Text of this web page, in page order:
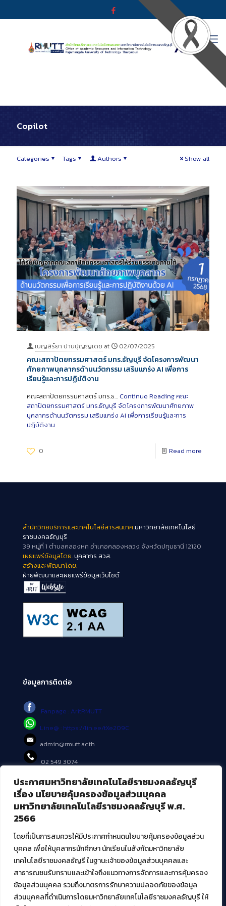
ประกาศมหาวิทยาลัยเทคโนโลยีราชมงคลธัญบุรี
เรื่อง นโยบายคุ้มครองข้อมูลส่วนบุคคล
มหาวิทยาลัยเทคโนโลยีราชมงคลธัญบุรี พ.ศ.
2566
โดยที่เป็นการสมควรให้มีประกาศกำหนดนโยบายคุ้มครองข้อมูลส่วน
บุคคล เพื่อให้บุคลากรนักศึกษา นักเรียนในสังกัดมหาวิทยาลัย
เทคโนโลยีราชมงคลธัญรี ในฐานะเจ้าของข้อมูลส่วนบุคคลและ
สาธารณชนรับทราบและเข้าใจถึงแนวทางการจัดการและการคุ้มครอง
ข้อมูลส่วนบุคคล รวมถึงมาตรการรักษาความปลอดภัยของข้อมูล
ส่วนบุคคลที่ดำเนินการโดยมหาวิทยาลัยเทคโนโลยีราชมงคลธัญบุรี ให้
Copilot
Categories Tags Authors Show all
เบญสิร์ยา ปานปุญญเดช at 02/07/2025
คณะสถาปัตยกรรมศาสตร์ มทร.ธัญบุรี จัดโครงการพัฒนา
ศักยภาพบุคลากรด้านนวัตกรรม เสริมแกร่ง AI เพื่อการ
เรียนรู้และการปฏิบัติงาน
คณะสถาปัตยกรรมศาสตร์ มทร.ธ… Continue Readingคณะ
สถาปัตยกรรมศาสตร์ มทร.ธัญบุรี จัดโครงการพัฒนาศักยภาพ
บุคลากรด้านนวัตกรรม เสริมแกร่ง AI เพื่อการเรียนรู้และการ
ปฏิบัติงาน
0 Read more
สำนักวิทยบริการและเทคโนโลยีสารสนเทศมหาวิทยาลัยเทคโนโลยี
ราชมงคลธัญบุรี
39 หมู่ที่ 1 ตำบลคลองหก อำเภอคลองหลวง จังหวัดปทุมธานี 12120
เผยแพร่ข้อมูลโดย.บุคลากร สวส.
สร้างและพัฒนาโดย.
ฝ่ายพัฒนาและเผยแพร่ข้อมูลเว็บไซต์
ข้อมูลการติดต่อ
Fanpage : AritRMUTT
Line@ : https://lin.ee/tXe209C
admin@rmutt.ac.th
02 549 3074
บริการอื่นๆ ของ สวส.
ศูนย์สื่อดิจิทัล
ศูนย์นวัตกรรมและความรู้
สมัยใหม่ (MoSeC)
งานบริการวิชาการให้กับหน่วยงานภายนอก
โครงการส่งเสริมและพัฒนาผู้ประกอบการ SME โดย. มทร.ธัญบุรี